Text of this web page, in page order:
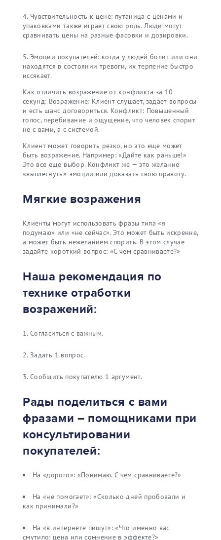
Чувствительность к цене: путаница с ценами и
упаковками также играет свою роль. Люди могут
сравнивать цены на разные фасовки и дозировки.
Эмоции покупателей: когда у людей болит или они
находятся в состоянии тревоги, их терпение быстро
иссякает.
Как отличить возражение от конфликта за 10
секунд: Возражение: Клиент слушает, задает вопросы
и есть шанс договориться. Конфликт: Повышенный
голос, перебивание и ощущение, что человек спорит
не с вами, а с системой.
Клиент может говорить резко, но это еще может
быть возражение. Например: «Дайте как раньше!»
Это все еще выбор. Конфликт же — это желание
«выплеснуть» эмоции или доказать свою правоту.
Мягкие возражения
Клиенты могут использовать фразы типа «я
подумаю» или «не сейчас». Это может быть искренне,
а может быть нежеланием спорить. В этом случае
задайте короткий вопрос: «С чем сравниваете?»
Наша рекомендация по
технике отработки
возражений:
Согласиться с важным.
Задать 1 вопрос.
Сообщить покупателю 1 аргумент.
Рады поделиться с вами
фразами – помощниками при
консультировании
покупателей:
На «дорого»: «Понимаю. С чем сравниваете?»
На «не помогает»: «Сколько дней пробовали и
как принимали?»
На «в интернете пишут»: «Что именно вас
смутило: цена или сомнение в эффекте?»